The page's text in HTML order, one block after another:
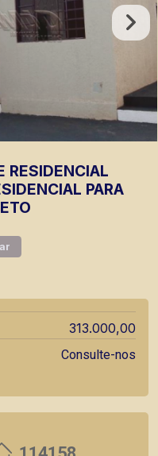
RESIDENCIAL
PARA
313.000,00
Consulte-nos